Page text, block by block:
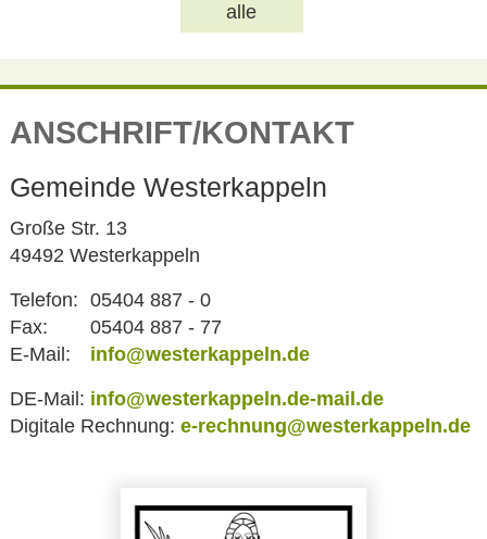
alle
ANSCHRIFT/KONTAKT
Gemeinde Westerkappeln
Große Str. 13
49492 Westerkappeln
Telefon: 05404 887 - 0
Fax:
05404 887 - 77
E-Mail:
info@westerkappeln.de
DE-Mail: info@westerkappeln.de-mail.de
Digitale Rechnung: e-rechnung@westerkappeln.de